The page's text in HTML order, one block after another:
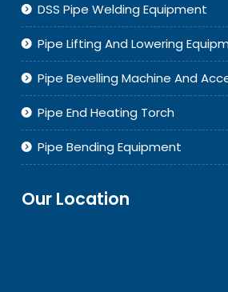
DSS Pipe Welding Equipment
Pipe Lifting And Lowering
Pipe Bevelling Machine And
Pipe End Heating Torch
Pipe Bending Equipment
Our Location